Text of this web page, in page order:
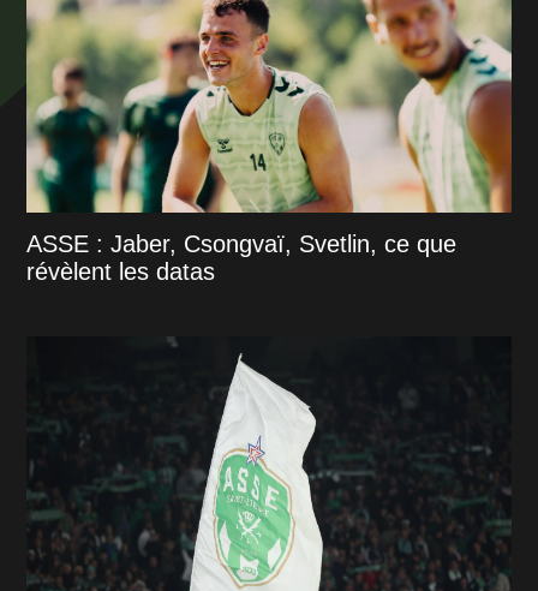
ASSE : Jaber, Csongvaï, Svetlin, ce que
révèlent les datas